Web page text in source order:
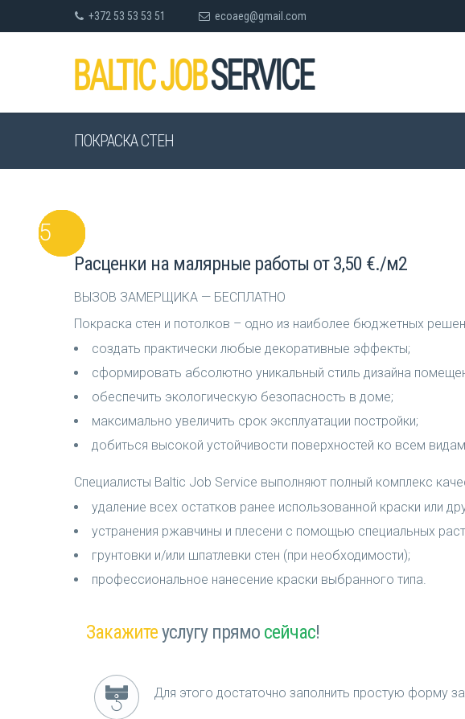
+372 53 53 53 51 ecoaeg@gmail.com
ПОКРАСКА СТЕН
Расценки на малярные работы от 3,50 €./м2
ВЫЗОВ ЗАМЕРЩИКА — БЕСПЛАТНО
Покраска стен и потолков – одно из наиболее бюджетных
создать практически любые декоративные эффекты;
сформировать абсолютно уникальный стиль дизайна
обеспечить экологическую безопасность в доме;
максимально увеличить срок эксплуатации постройки;
добиться высокой устойчивости поверхностей ко всем
Специалисты Baltic Job Service выполняют полный комплекс
удаление всех остатков ранее использованной краски или
устранения ржавчины и плесени с помощью специальных
грунтовки и/или шпатлевки стен (при необходимости);
профессиональное нанесение краски выбранного типа.
Закажитеуслугу прямо сейчас!
Для этого достаточно заполнить простую форму